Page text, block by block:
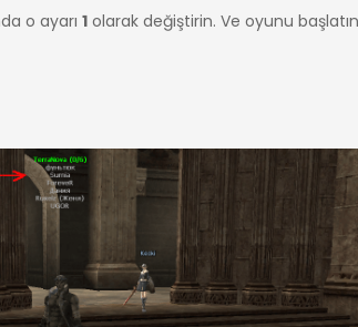
o ayarı 1 olarak değiştirin. Ve oyunu